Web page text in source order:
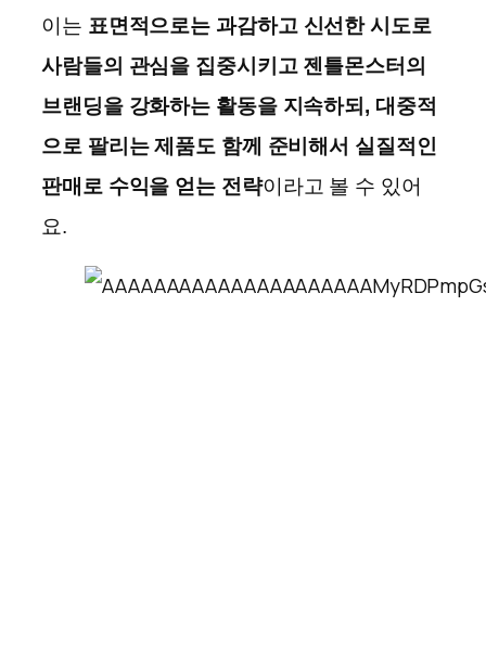
이는 표면적으로는 과감하고 신선한 시도로
사람들의 관심을 집중시키고 젠틀몬스터의
브랜딩을 강화하는 활동을 지속하되, 대중적
으로 팔리는 제품도 함께 준비해서 실질적인
판매로 수익을 얻는 전략이라고 볼 수 있어
요.